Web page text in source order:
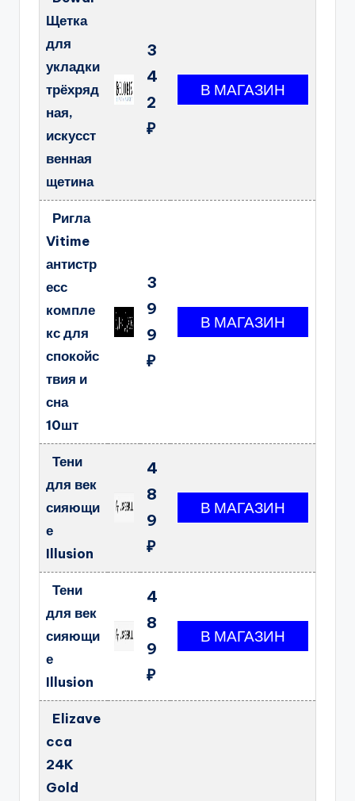
Щетка
для
укладки
трёхряд
ная,
искусст
венная
щетина
3
4
2
₽
Ригла
Vitime
антистр
есс
компле
кс для
спокойс
твия и
сна
10шт
3
9
9
₽
Тени
для век
сияющи
е
Illusion
4
8
9
₽
Тени
для век
сияющи
е
Illusion
4
8
9
₽
Elizave
cca
24K
Gold